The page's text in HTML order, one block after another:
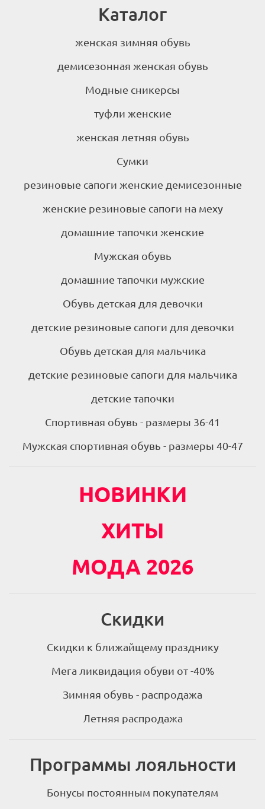
Каталог
женская зимняя обувь
демисезонная женская обувь
Модные сникерсы
туфли женские
женская летняя обувь
Сумки
резиновые сапоги женские демисезонные
женские резиновые сапоги на меху
домашние тапочки женские
Мужская обувь
домашние тапочки мужские
Обувь детская для девочки
детские резиновые сапоги для девочки
Обувь детская для мальчика
детские резиновые сапоги для мальчика
детские тапочки
Спортивная обувь - размеры 36-41
Мужская спортивная обувь - размеры 40-47
НОВИНКИ
ХИТЫ
МОДА 2026
Скидки
Скидки к ближайщему празднику
Мега ликвидация обуви от -40%
Зимняя обувь - распродажа
Летняя распродажа
Программы лояльности
Бонусы постоянным покупателям